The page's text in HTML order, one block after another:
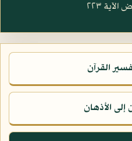
٢٢٣
القرآن
إلى الأذهان